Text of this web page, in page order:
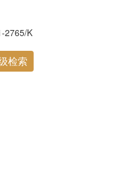
2765/K